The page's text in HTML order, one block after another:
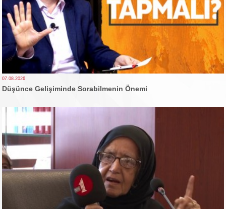
07.08.2026
Düşünce Gelişiminde Sorabilmenin Önemi